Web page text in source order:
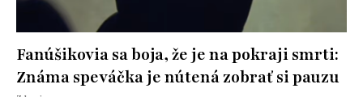
Fanúšikovia sa boja, že je na pokraji smrti:
Známa speváčka je nútená zobrať si pauzu